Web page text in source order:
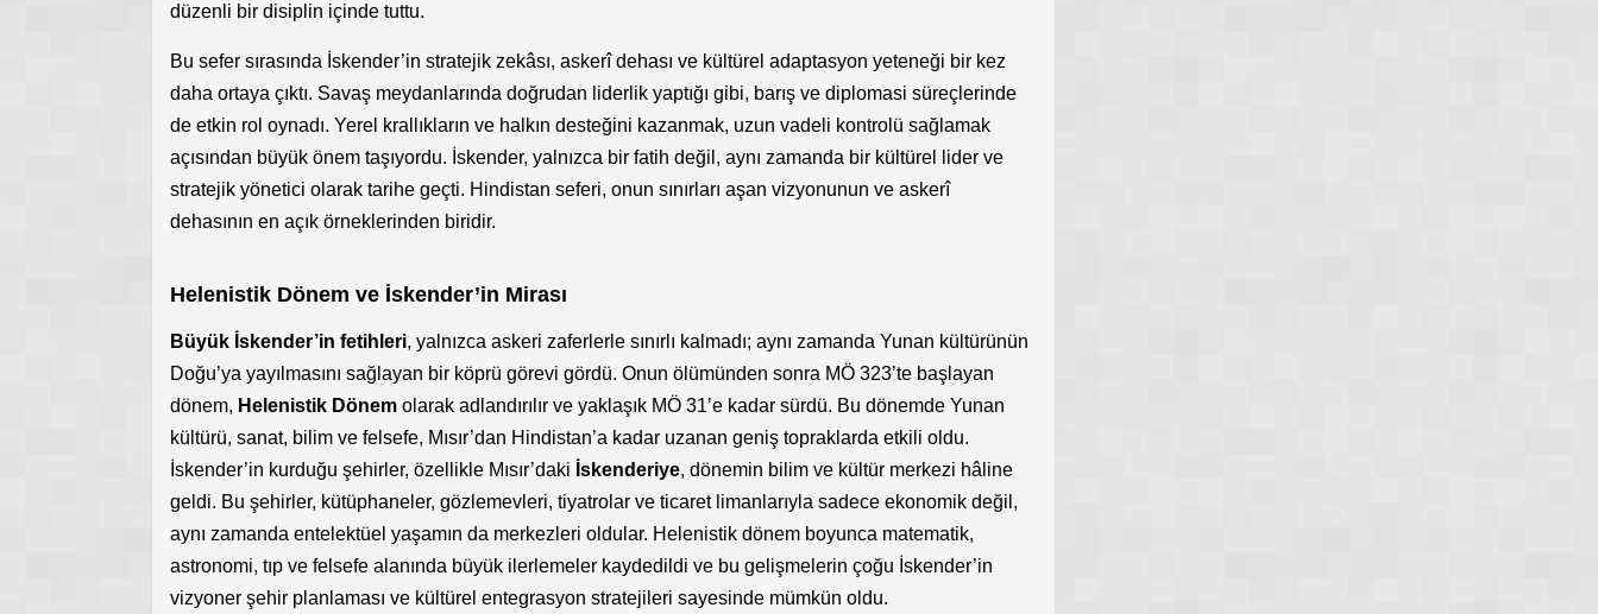
düzenli bir disiplin içinde tuttu.
Bu sefer sırasında İskender’in stratejik zekâsı, askerî dehası ve kültürel adaptasyon yeteneği bir kez
daha ortaya çıktı. Savaş meydanlarında doğrudan liderlik yaptığı gibi, barış ve diplomasi süreçlerinde
de etkin rol oynadı. Yerel krallıkların ve halkın desteğini kazanmak, uzun vadeli kontrolü sağlamak
açısından büyük önem taşıyordu. İskender, yalnızca bir fatih değil, aynı zamanda bir kültürel lider ve
stratejik yönetici olarak tarihe geçti. Hindistan seferi, onun sınırları aşan vizyonunun ve askerî
dehasının en açık örneklerinden biridir.
Helenistik Dönem ve İskender’in Mirası
Büyük İskender’in fetihleri, yalnızca askeri zaferlerle sınırlı kalmadı; aynı zamanda Yunan kültürünün
Doğu’ya yayılmasını sağlayan bir köprü görevi gördü. Onun ölümünden sonra MÖ 323’te başlayan
dönem, Helenistik Dönem olarak adlandırılır ve yaklaşık MÖ 31’e kadar sürdü. Bu dönemde Yunan
kültürü, sanat, bilim ve felsefe, Mısır’dan Hindistan’a kadar uzanan geniş topraklarda etkili oldu.
İskender’in kurduğu şehirler, özellikle Mısır’daki İskenderiye, dönemin bilim ve kültür merkezi hâline
geldi. Bu şehirler, kütüphaneler, gözlemevleri, tiyatrolar ve ticaret limanlarıyla sadece ekonomik değil,
aynı zamanda entelektüel yaşamın da merkezleri oldular. Helenistik dönem boyunca matematik,
astronomi, tıp ve felsefe alanında büyük ilerlemeler kaydedildi ve bu gelişmelerin çoğu İskender’in
vizyoner şehir planlaması ve kültürel entegrasyon stratejileri sayesinde mümkün oldu.